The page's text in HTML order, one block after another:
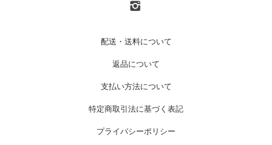
配送・送料について
返品について
支払い方法について
特定商取引法に基づく表記
プライバシーポリシー